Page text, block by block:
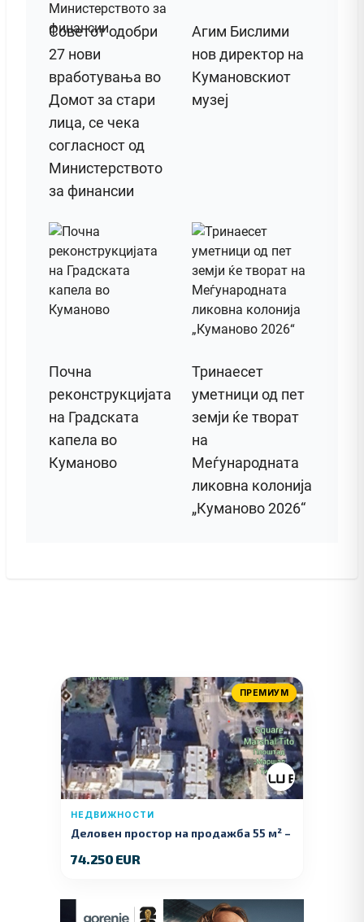
Советот одобри
27 нови
вработувања во
Домот за стари
лица, се чека
согласност од
Министерството
за финансии
Агим Бислими
нов директор на
Кумановскиот
музеј
Почна
реконструкцијата
на Градската
капела во
Куманово
Тринаесет
уметници од пет
земји ќе творат
на
Меѓународната
ликовна колонија
„Куманово 2026“
ПРЕМИУМ
НЕДВИЖНОСТИ
Деловен простор на продажба 55 м² –
74.250 EUR